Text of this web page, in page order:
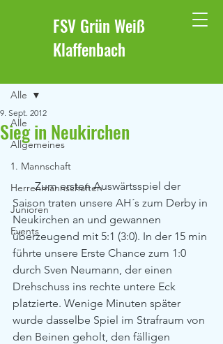
FSV Grün Weiß
Klaffenbach
Alle
Allgemeines
1. Mannschaft
Herrenmannschaften
Junioren
Events
Alle
Sieg in Neukirchen
9. Sept. 2012
        Zum ersten Auswärtsspiel der
Saison traten unsere AH´s zum Derby in
Neukirchen an und gewannen
überzeugend mit 5:1 (3:0). In der 15 min
führte unsere Erste Chance zum 1:0
durch Sven Neumann, der einen
Drehschuss ins rechte untere Eck
platzierte. Wenige Minuten später
wurde dasselbe Spiel im Strafraum von
den Beinen geholt, den fälligen